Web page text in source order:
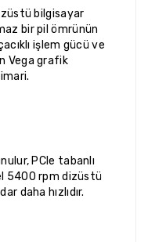
bilgisayar
bir pil ömrünün
işlem gücü ve
Vega grafik
PCIe tabanlı
5400 rpm dizüstü
daha hızlıdır.